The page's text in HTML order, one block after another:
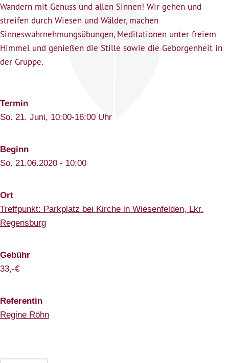
Wandern mit Genuss und allen Sinnen! Wir gehen und
streifen durch Wiesen und Wälder, machen
Sinneswahrnehmungsübungen, Meditationen unter freiem
Himmel und genießen die Stille sowie die Geborgenheit in
der Gruppe.
Termin
So. 21. Juni, 10:00-16:00 Uhr
Beginn
So. 21.06.2020 - 10:00
Ort
Treffpunkt: Parkplatz bei Kirche in Wiesenfelden, Lkr.
Regensburg
Gebühr
33,-€
Referentin
Regine Röhn